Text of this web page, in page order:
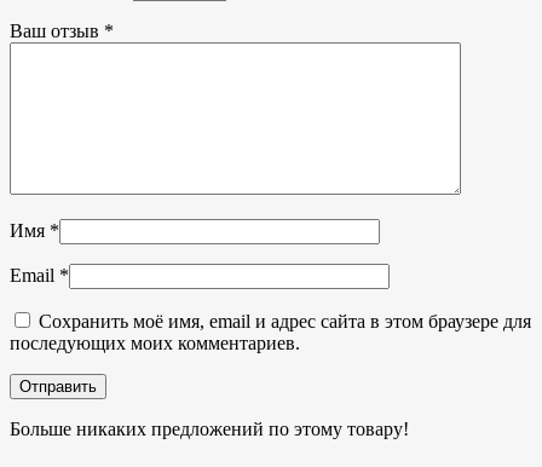
Ваш отзыв *
Имя *
Email *
Сохранить моё имя, email и адрес сайта в этом браузере для
последующих моих комментариев.
Больше никаких предложений по этому товару!